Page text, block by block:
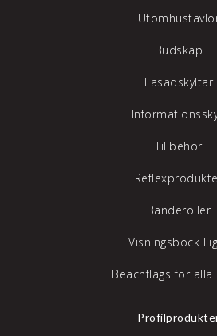
Budskap
Fasadskyltar
Tillbehör
Banderoller
Visningsbock
Beachflags för alla